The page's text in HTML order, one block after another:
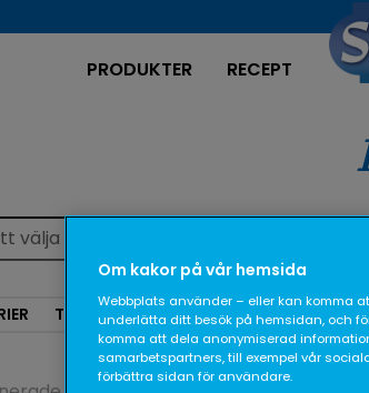
PRODUKTER RECEPT
TEMAN
Om kakor på vår hemsida
Webbplats använder – eller kan komma
underlätta ditt besök på hemsidan, och
komma att dela anonymiserad
samarbetspartners, till exempel vår
förbättra sidan för användare.